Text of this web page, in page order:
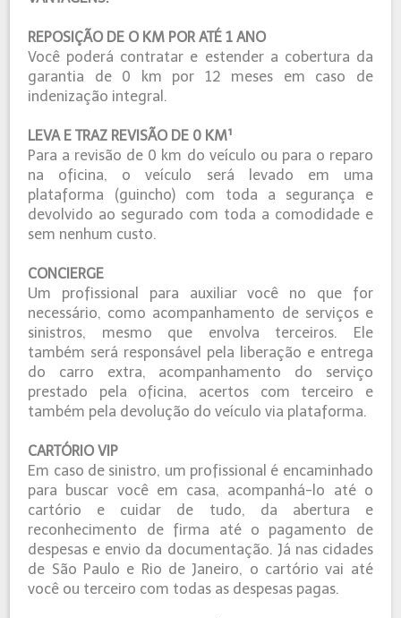
REPOSIÇÃO DE O KM POR ATÉ 1 ANO
Você poderá contratar e estender a cobertura da
garantia de 0 km por 12 meses em caso de
indenização integral.
LEVA E TRAZ REVISÃO DE 0 KM¹
Para a revisão de 0 km do veículo ou para o reparo
na oficina, o veículo será levado em uma
plataforma (guincho) com toda a segurança e
devolvido ao segurado com toda a comodidade e
sem nenhum custo.
CONCIERGE
Um profissional para auxiliar você no que for
necessário, como acompanhamento de serviços e
sinistros, mesmo que envolva terceiros. Ele
também será responsável pela liberação e entrega
do carro extra, acompanhamento do serviço
prestado pela oficina, acertos com terceiro e
também pela devolução do veículo via plataforma.
CARTÓRIO VIP
Em caso de sinistro, um profissional é encaminhado
para buscar você em casa, acompanhá-lo até o
cartório e cuidar de tudo, da abertura e
reconhecimento de firma até o pagamento de
despesas e envio da documentação. Já nas cidades
de São Paulo e Rio de Janeiro, o cartório vai até
você ou terceiro com todas as despesas pagas.